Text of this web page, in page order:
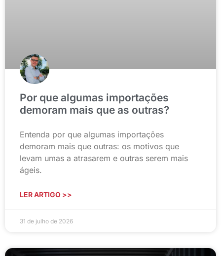
Por que algumas importações
demoram mais que as outras?
Entenda por que algumas importações
demoram mais que outras: os motivos que
levam umas a atrasarem e outras serem mais
ágeis.
LER ARTIGO >>
31 de julho de 2026